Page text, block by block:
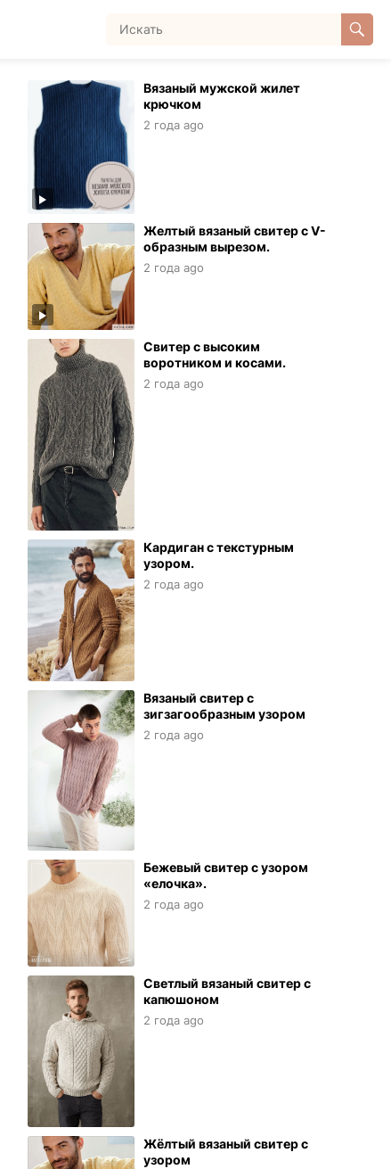
Вязаный мужской жилет
крючком
2 года ago
Желтый вязаный свитер с V-
образным вырезом.
2 года ago
Свитер с высоким
воротником и косами.
2 года ago
Кардиган с текстурным
узором.
2 года ago
Вязаный свитер с
зигзагообразным узором
2 года ago
Бежевый свитер с узором
«елочка».
2 года ago
Светлый вязаный свитер с
капюшоном
2 года ago
Жёлтый вязаный свитер с
узором